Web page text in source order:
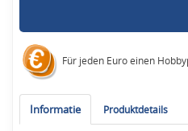
Für jeden Euro einen
Informatie Produktdetails